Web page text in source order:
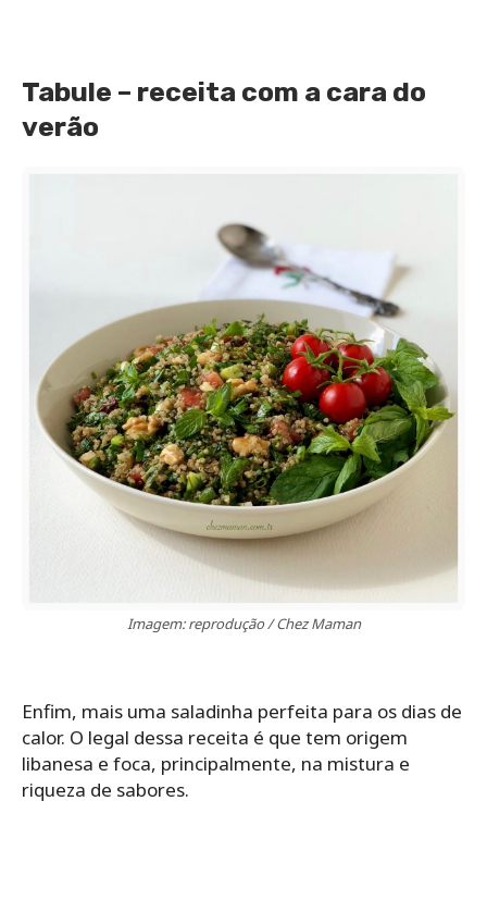
Tabule – receita com a cara do
verão
Imagem: reprodução / Chez Maman
Enfim, mais uma saladinha perfeita para os dias de
calor. O legal dessa receita é que tem origem
libanesa e foca, principalmente, na mistura e
riqueza de sabores.